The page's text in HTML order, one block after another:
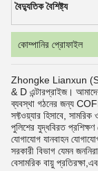
বৈদ্যুতিক বৈশিষ্ট্য
কোম্পানির প্রোফাইল
Zhongke Lianxun
& D এন্টারপ্রাইজ।
ব্যবস্থা গঠনের জন্য
সফ্টওয়্যার হিসাবে,
পুলিশের যুদ্ধবিরত
যোগাযোগ যানবাহন
সরকারী বিভাগ যেমন
বেসামরিক বায়ু